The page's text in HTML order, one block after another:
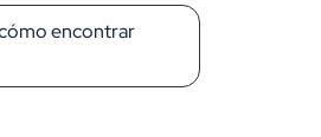
encontrar